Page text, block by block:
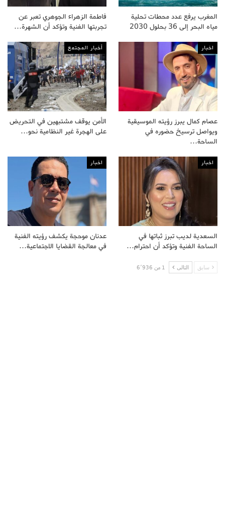
المغرب يرفع عدد محطات تحلية
مياه البحر إلى 36 بحلول 2030
فاطمة الزهراء الجوهري تعبر عن
تجربتها الفنية وتؤكد أن الشهرة…
اخبار
عصام كمال يبرز رؤيته الموسيقية
ويواصل ترسيخ حضوره في
الساحة…
أخبار المجتمع
الأمن يوقف مشتبهين في التحريض
على الهجرة غير النظامية نحو…
اخبار
السعدية لديب تبرز ثباتها في
الساحة الفنية وتؤكد أن احترام…
اخبار
عدنان موحجة يكشف رؤيته الفنية
في معالجة القضايا الاجتماعية…
سابق التالى 1 من 6٬936